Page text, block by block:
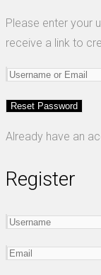
Please enter your
receive a link to
Already have an
Register